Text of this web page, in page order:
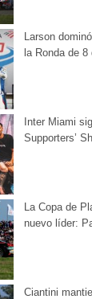
Larson
la Ronda de
Inter Miami
Supporters’
La Copa de
nuevo líder:
Ciantini